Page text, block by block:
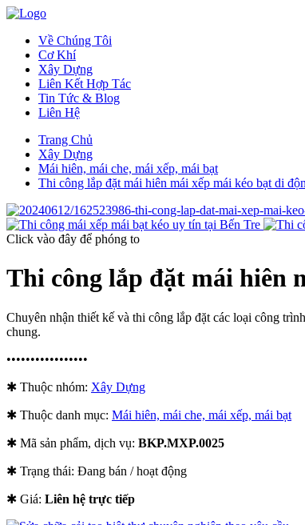
Về Chúng Tôi
Cơ Khí
Xây Dựng
Liên Kết Hợp Tác
Tin Tức & Blog
Liên Hệ
Trang Chủ
Xây Dựng
Mái hiên, mái che, mái xếp, mái bạt
Thi công lắp đặt mái hiên mái xếp mái kéo bạt di
Click vào đây để phóng to
Thi công lắp đặt mái hiên
Chuyên nhận thiết kế và thi công lắp đặt các loại công
chung.
•••••••••••••••••
✱ Thuộc nhóm: Xây Dựng
✱ Thuộc danh mục: Mái hiên, mái che, mái xếp, mái bạt
✱ Mã sản phẩm, dịch vụ: BKP.MXP.0025
✱ Trạng thái: Đang bán / hoạt động
✱ Giá: Liên hệ trực tiếp